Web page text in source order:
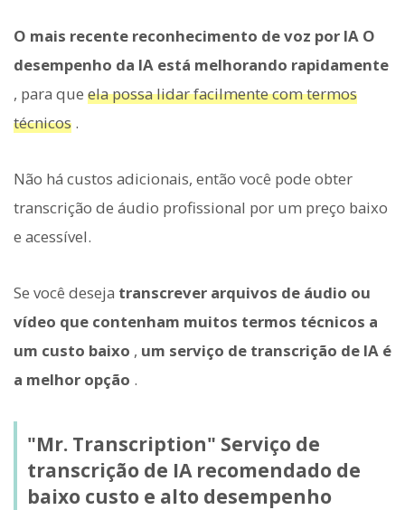
O mais recente reconhecimento de voz por IA O
desempenho da IA está melhorando rapidamente
, para que ela possa lidar facilmente com termos
técnicos .
Não há custos adicionais, então você pode obter
transcrição de áudio profissional por um preço baixo
e acessível.
Se você deseja transcrever arquivos de áudio ou
vídeo que contenham muitos termos técnicos a
um custo baixo , um serviço de transcrição de IA é
a melhor opção .
"Mr. Transcription" Serviço de
transcrição de IA recomendado de
baixo custo e alto desempenho